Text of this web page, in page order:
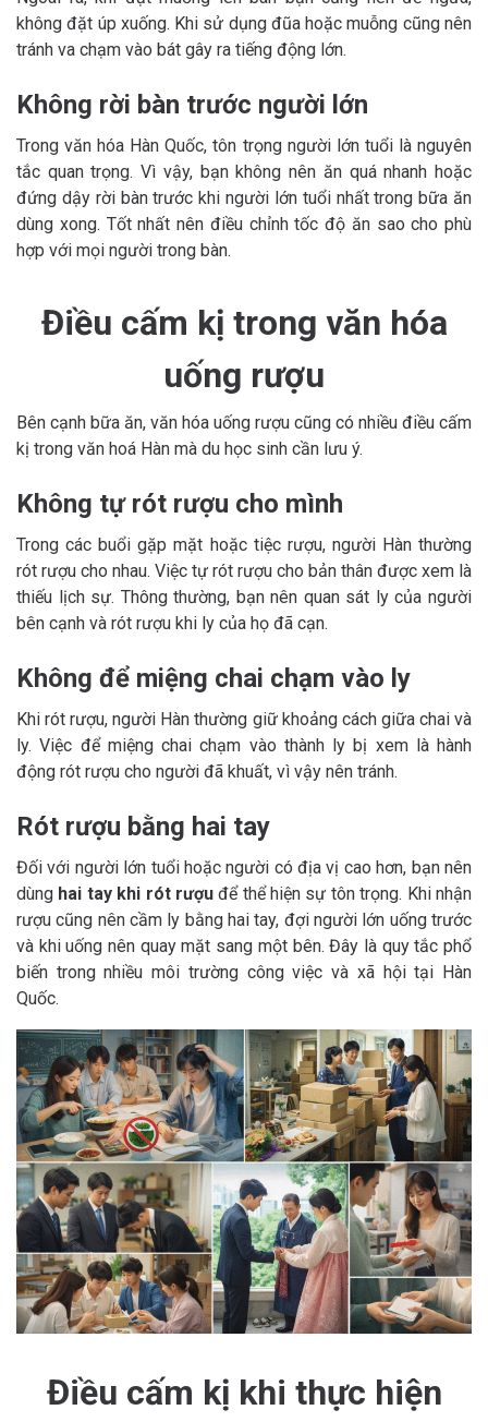
không đặt úp xuống. Khi sử dụng đũa hoặc muỗng cũng nên
tránh va chạm vào bát gây ra tiếng động lớn.
Không rời bàn trước người lớn
Trong văn hóa Hàn Quốc, tôn trọng người lớn tuổi là nguyên
tắc quan trọng. Vì vậy, bạn không nên ăn quá nhanh hoặc
đứng dậy rời bàn trước khi người lớn tuổi nhất trong bữa ăn
dùng xong. Tốt nhất nên điều chỉnh tốc độ ăn sao cho phù
hợp với mọi người trong bàn.
Điều cấm kị trong văn hóa
uống rượu
Bên cạnh bữa ăn, văn hóa uống rượu cũng có nhiều điều cấm
kị trong văn hoá Hàn mà du học sinh cần lưu ý.
Không tự rót rượu cho mình
Trong các buổi gặp mặt hoặc tiệc rượu, người Hàn thường
rót rượu cho nhau. Việc tự rót rượu cho bản thân được xem là
thiếu lịch sự. Thông thường, bạn nên quan sát ly của người
bên cạnh và rót rượu khi ly của họ đã cạn.
Không để miệng chai chạm vào ly
Khi rót rượu, người Hàn thường giữ khoảng cách giữa chai và
ly. Việc để miệng chai chạm vào thành ly bị xem là hành
động rót rượu cho người đã khuất, vì vậy nên tránh.
Rót rượu bằng hai tay
Đối với người lớn tuổi hoặc người có địa vị cao hơn, bạn nên
dùng hai tay khi rót rượuđể thể hiện sự tôn trọng. Khi nhận
rượu cũng nên cầm ly bằng hai tay, đợi người lớn uống trước
và khi uống nên quay mặt sang một bên. Đây là quy tắc phổ
biến trong nhiều môi trường công việc và xã hội tại Hàn
Quốc.
Điều cấm kị khi thực hiện